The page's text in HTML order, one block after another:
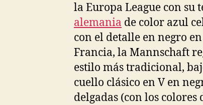
la Europa League con su
alemania de color azul
con el detalle en negro
Francia, la Mannschaft
estilo más tradicional,
cuello clásico en V en
delgadas (con los